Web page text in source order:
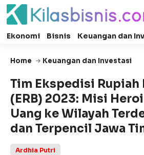
Ekonomi Bisnis Keuangan dan
Home Keuangan dan Investasi
Tim Ekspedisi Rupiah
(ERB) 2023: Misi
Uang ke Wilayah
dan Terpencil Jawa
Ardhia Putri